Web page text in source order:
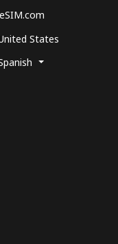
States